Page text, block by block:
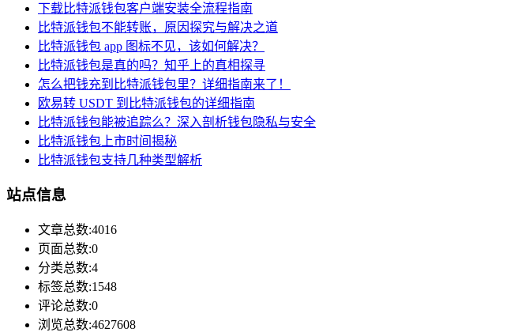
下载比特派钱包客户端安装全流程指南
比特派钱包不能转账，原因探究与解决之道
比特派钱包 app 图标不见，该如何解决？
比特派钱包是真的吗？知乎上的真相探寻
怎么把钱充到比特派钱包里？详细指南来了！
欧易转 USDT 到比特派钱包的详细指南
比特派钱包能被追踪么？深入剖析钱包隐私与安全
比特派钱包上市时间揭秘
比特派钱包支持几种类型解析
站点信息
文章总数:4016
页面总数:0
分类总数:4
标签总数:1548
评论总数:0
浏览总数:4627608